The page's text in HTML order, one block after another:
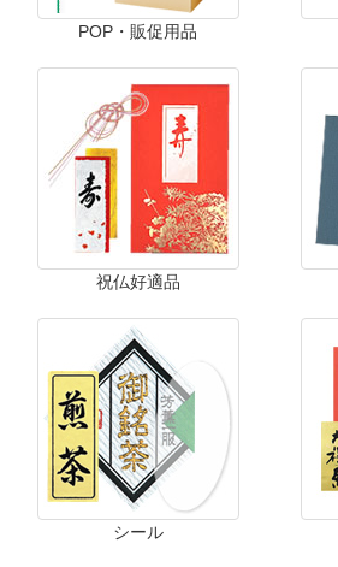
POP・販促用品
祝仏好適品
シール